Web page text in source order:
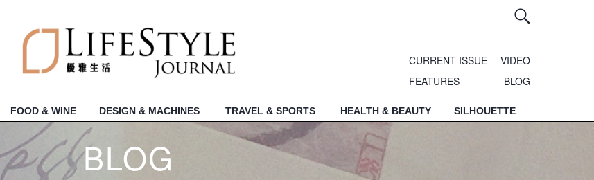
CURRENT ISSUE
VIDEO
FEATURES
BLOG
FOOD & WINE DESIGN & MACHINES TRAVEL & SPORTS HEALTH & BEAUTY SILHOUETTE
BLOG